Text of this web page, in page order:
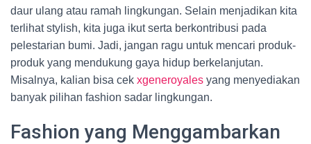
daur ulang atau ramah lingkungan. Selain menjadikan kita
terlihat stylish, kita juga ikut serta berkontribusi pada
pelestarian bumi. Jadi, jangan ragu untuk mencari produk-
produk yang mendukung gaya hidup berkelanjutan.
Misalnya, kalian bisa cek xgeneroyales yang menyediakan
banyak pilihan fashion sadar lingkungan.
Fashion yang Menggambarkan